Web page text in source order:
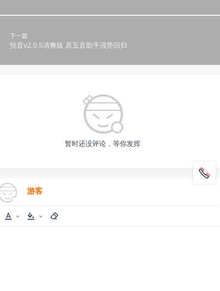
下一篇
悦音v2.0.5清爽版 原五音助手强势回归
暂时还没评论，等你发挥
游客